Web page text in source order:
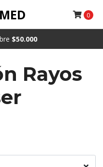
$50.000
0
Rayos